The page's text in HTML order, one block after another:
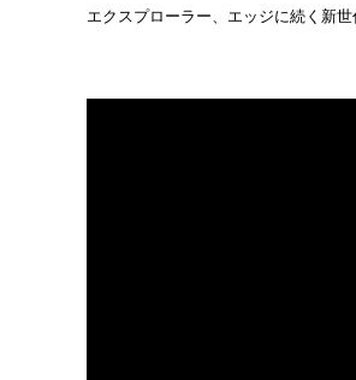
エクスプローラー、エッジに続く新